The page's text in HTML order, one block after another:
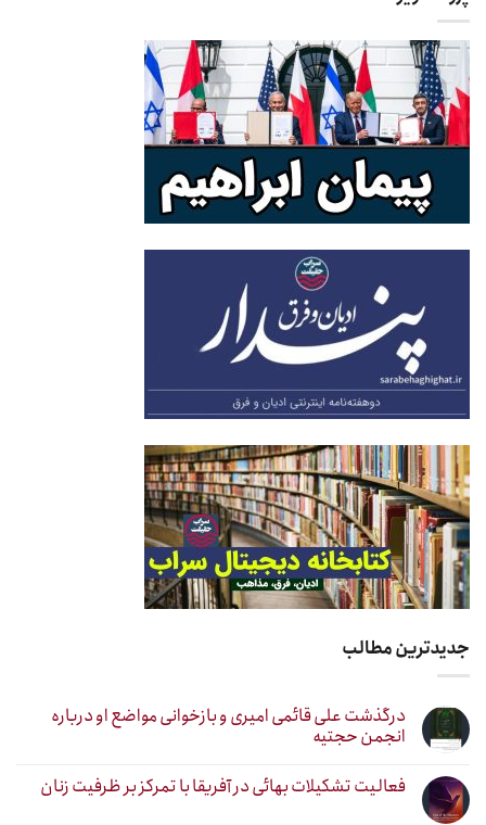
جدیدترین مطالب
درگذشت علی قائمی امیری و بازخوانی مواضع او درباره
انجمن حجتیه
فعالیت تشکیلات بهائی در آفریقا با تمرکز بر ظرفیت زنان